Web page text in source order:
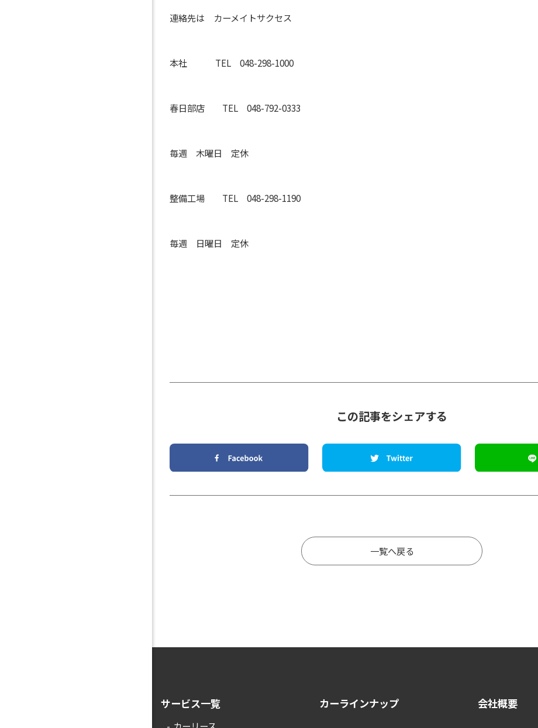
連絡先は カーメイトサクセス
本社 TEL 048-298-1000
春日部店 TEL 048-792-0333
毎週 木曜日 定休
整備工場 TEL 048-298-1190
毎週 日曜日 定休
この記事をシェアする
一覧へ戻る
サービス一覧 カーラインナップ 会社概要